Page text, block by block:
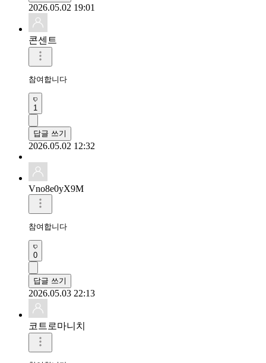
2026.05.02 19:01
콘센트
참여합니다
1
답글 쓰기
2026.05.02 12:32
Vno8e0yX9M
참여합니다
0
답글 쓰기
2026.05.03 22:13
코트로마니치